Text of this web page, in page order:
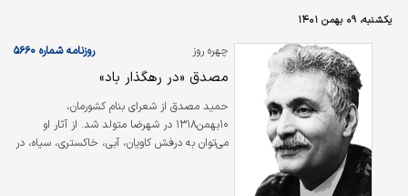
وساطت بانک جهانی یا هر سازمان دیگر حاضر
نبود از درخواست خود برای کسب یک امتیاز
جدید دست بردارد یا در غرامتی که بابت سود
شرکت مطالبه می‌کرد، تخفیفی بدهد. از همین رو
تصمیم به رد پیشنهاد بانک جهانی، اگر بزرگ‌ترین
اشتباه دوران فعالیت سیاسی مصدق تلقی…
یکشنبه، ۰۹ بهمن ۱۴۰۱
چهره روز روزنامه شماره ۵۶۶۰
مصدق «در رهگذار باد»
حمید مصدق از شعرای بنام کشورمان،
۱۰بهمن۱۳۱۸ در شهرضا متولد شد. از آثار او
می‌توان به درفش کاویان، آبی، خاکستری، سیاه، در